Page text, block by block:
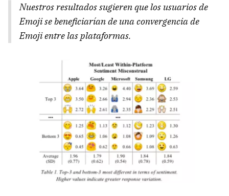
Nuestros resultados sugieren que los usuarios de
Emoji se beneficiarían de una convergencia de
Emoji entre las plataformas.